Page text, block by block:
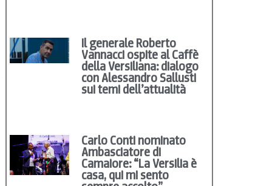
Il generale Roberto
Vannacci ospite al Caffè
della Versiliana: dialogo
con Alessandro Sallusti
sui temi dell’attualità
Carlo Conti nominato
Ambasciatore di
Camaiore: “La Versilia è
casa, qui mi sento